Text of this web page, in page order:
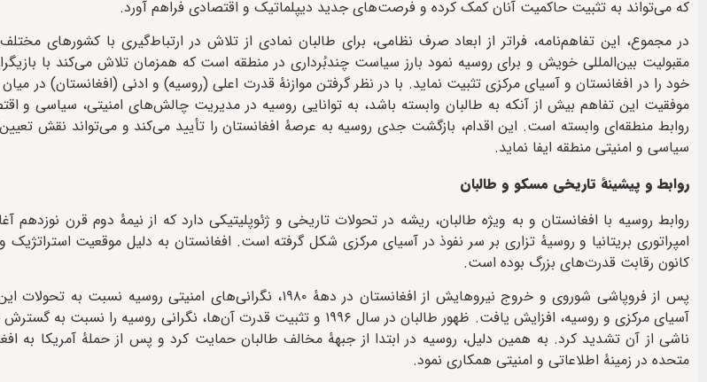
که می‌تواند به تثبیت حاکمیت آنان کمک کرده و فرصت‌های جدید دیپلماتیک و اقتصادی فراهم آورد.
در مجموع، این تفاهم‌‌نامه، فراتر از ابعاد صرف نظامی، برای طالبان نمادی از تلاش در ارتباط‌گیری با کشورهای
مقبولیت بین‌المللی خویش و برای روسیه نمود بارز سیاست چندبُرداری در منطقه است که همزمان تلاش می‌کند با
خود را در افغانستان و آسیای مرکزی تثبیت نماید. با در نظر گرفتن موازنهٔ قدرت اعلی (روسیه) و ادنی (افغانستان) در
موفقیت این تفاهم بیش از آنکه به طالبان وابسته باشد، به توانایی روسیه در مدیریت چالش‌های امنیتی، سیاسی و
روابط منطقه‌ای وابسته است. این اقدام، بازگشت جدی روسیه به عرصهٔ افغانستان را تأیید می‌کند و می‌تواند نقش
سیاسی و امنیتی منطقه ایفا نماید.
روابط و پیشینهٔ تاریخی مسکو و طالبان
روابط روسیه با افغانستان و به ویژه طالبان، ریشه در تحولات تاریخی و ژئوپلیتیکی دارد که از نیمهٔ دوم قرن نوزدهم
امپراتوری بریتانیا و روسیهٔ تزاری بر سر نفوذ در آسیای مرکزی شکل گرفته است. افغانستان به دلیل موقعیت
کانون رقابت قدرت‌های بزرگ بوده است.
پس از فروپاشی شوروی و خروج نیروهایش از افغانستان در دههٔ ۱۹۸۰، نگرانی‌های امنیتی
آسیای مرکزی و روسیه، افزایش یافت. ظهور طالبان در سال ۱۹۹۶ و تثبیت قدرت آن‌ها، نگرانی
متحده در زمینهٔ اطلاعاتی و امنیتی همکاری نمود.